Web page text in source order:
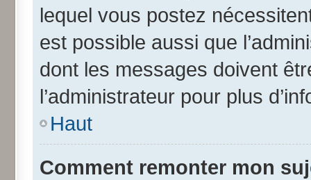
lequel vous postez
est possible aussi que
dont les messages doivent
l’administrateur pour plus
Haut
Comment remonter mon